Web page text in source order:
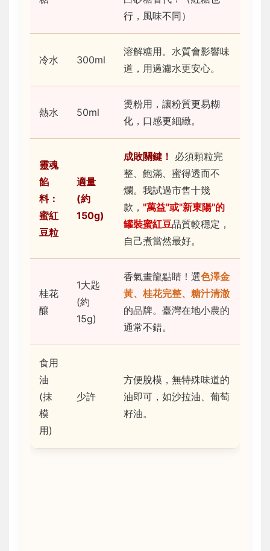
行，風味不同）
冷水 300ml
溶解糖用。水質會影響味
道，用過濾水更安心。
熱水 50ml
燙粉用，讓粉質更易糊
化，口感更細緻。
靈魂
餡
料：
蜜紅
豆粒
適量
(約
150g)
成敗關鍵！ 必須顆粒完
整、飽滿、蜜得透而不
爛。我試過市售十幾
款， "萬益"或"新東陽"的
罐裝蜜紅豆品質較穩定，
自己煮當然最好。
桂花
釀
1大匙
(約
15g)
香氣畫龍點睛！選色澤金
黃、桂花完整、糖汁清澈
的品牌。臺灣在地小農的
通常不錯。
食用
油
(抹
模
用)
少許
方便脫模，無特殊味道的
油即可，如沙拉油、葡萄
籽油。